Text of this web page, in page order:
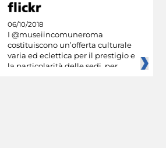
06/10/2018
I @museiincomuneroma
costituiscono un’offerta culturale
varia ed eclettica per il prestigio e
la particolarità delle sedi, per